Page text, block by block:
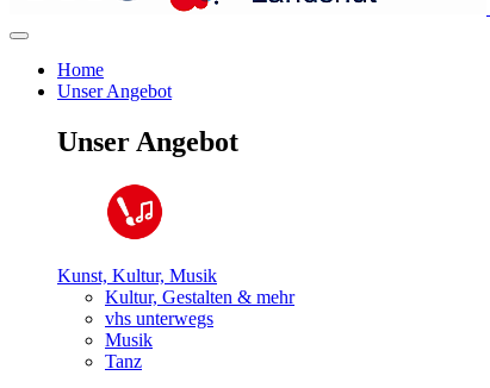
Home
Unser Angebot
Unser Angebot
Kunst, Kultur, Musik
Kultur, Gestalten & mehr
vhs unterwegs
Musik
Tanz